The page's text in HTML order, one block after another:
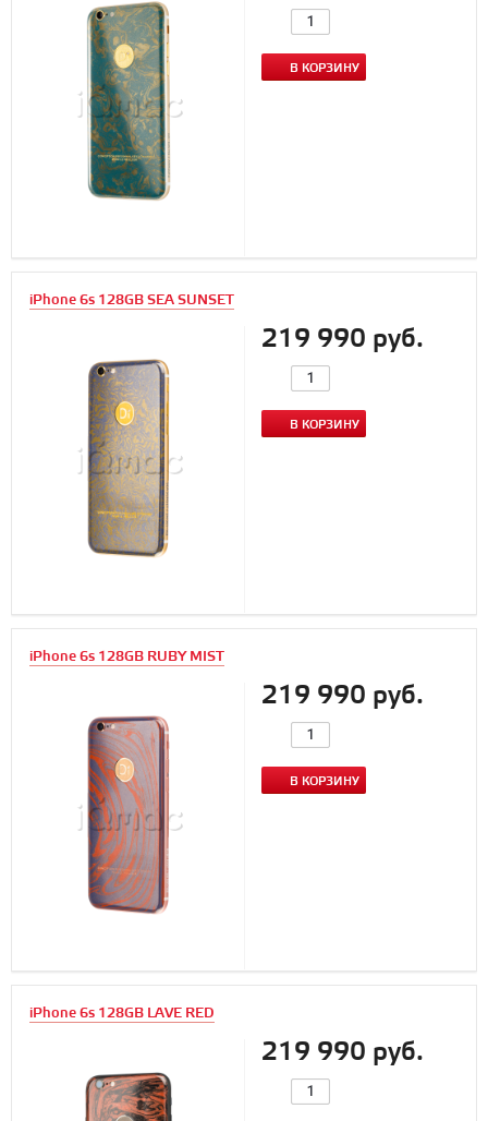
В КОРЗИНУ
iPhone 6s 128GB SEA SUNSET
219 990 руб.
В КОРЗИНУ
iPhone 6s 128GB RUBY MIST
219 990 руб.
В КОРЗИНУ
iPhone 6s 128GB LAVE RED
219 990 руб.